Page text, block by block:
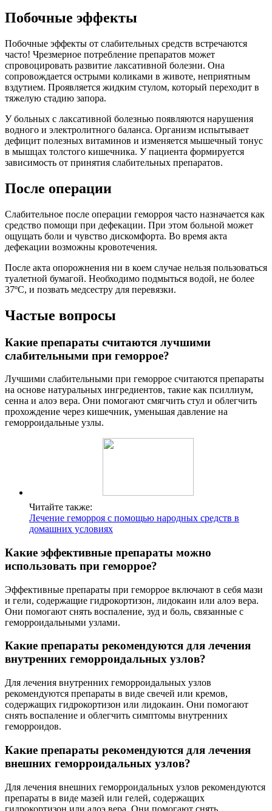
Побочные эффекты
Побочные эффекты от слабительных средств встречаются
часто! Чрезмерное потребление препаратов может
спровоцировать развитие лаксативной болезни. Она
сопровождается острыми коликами в животе, неприятным
вздутием. Проявляется жидким стулом, который переходит в
тяжелую стадию запора.
У больных с лаксативной болезнью появляются нарушения
водного и электролитного баланса. Организм испытывает
дефицит полезных витаминов и изменяется мышечный тонус
в мышцах толстого кишечника. У пациента формируется
зависимость от принятия слабительных препаратов.
После операции
Слабительное после операции геморроя часто назначается как
средство помощи при дефекации. При этом больной может
ощущать боли и чувство дискомфорта. Во время акта
дефекации возможны кровотечения.
После акта опорожнения ни в коем случае нельзя пользоваться
туалетной бумагой. Необходимо подмыться водой, не более
37ºС, и позвать медсестру для перевязки.
Частые вопросы
Какие препараты считаются лучшими
слабительными при геморрое?
Лучшими слабительными при геморрое считаются препараты
на основе натуральных ингредиентов, такие как псиллиум,
сенна и алоэ вера. Они помогают смягчить стул и облегчить
прохождение через кишечник, уменьшая давление на
геморроидальные узлы.
Читайте также:
Лечение геморроя с помощью народных средств в
домашних условиях
Какие эффективные препараты можно
использовать при геморрое?
Эффективные препараты при геморрое включают в себя мази
и гели, содержащие гидрокортизон, лидокаин или алоэ вера.
Они помогают снять воспаление, зуд и боль, связанные с
геморроидальными узлами.
Какие препараты рекомендуются для лечения
внутренних геморроидальных узлов?
Для лечения внутренних геморроидальных узлов
рекомендуются препараты в виде свечей или кремов,
содержащих гидрокортизон или лидокаин. Они помогают
снять воспаление и облегчить симптомы внутренних
геморроидов.
Какие препараты рекомендуются для лечения
внешних геморроидальных узлов?
Для лечения внешних геморроидальных узлов рекомендуются
препараты в виде мазей или гелей, содержащих
гидрокортизон или алоэ вера. Они помогают снять